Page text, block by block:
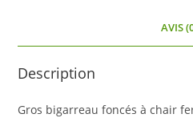
AVIS
Description
Gros bigarreau foncés à chair